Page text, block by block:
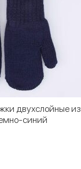
двухслойные из
синий